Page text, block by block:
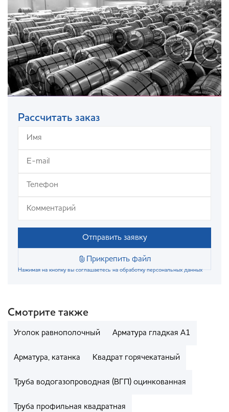
Рассчитать заказ
Отправить заявку
Прикрепить файл
Нажимая на кнопку вы соглашаетесь на обработку персональных данных
Смотрите также
Уголок равнополочный Арматура гладкая А1
Арматура, катанка Квадрат горячекатаный
Труба водогазопроводная (ВГП) оцинкованная
Труба профильная квадратная